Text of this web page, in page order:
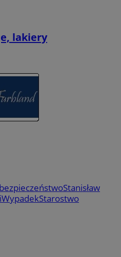
lakiery
bezpieczeństwoStanisław
WypadekStarostwo